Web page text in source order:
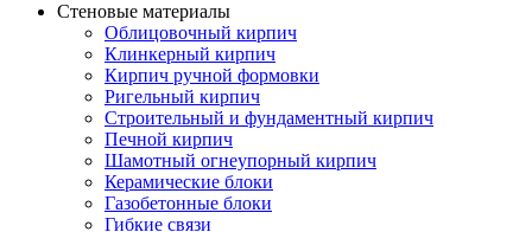
Стеновые материалы
Облицовочный кирпич
Клинкерный кирпич
Кирпич ручной формовки
Ригельный кирпич
Строительный и фундаментный кирпич
Печной кирпич
Шамотный огнеупорный кирпич
Керамические блоки
Газобетонные блоки
Гибкие связи